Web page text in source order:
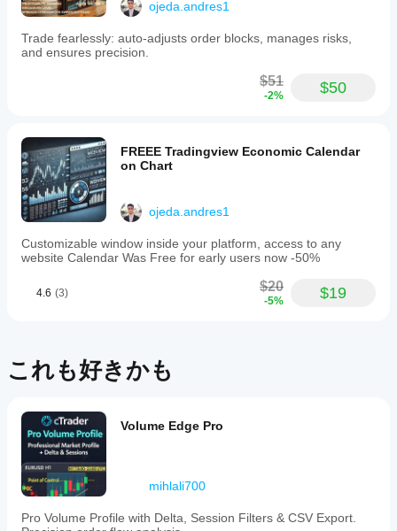
ojeda.andres1
Trade fearlessly: auto-adjusts order blocks, manages risks,
and ensures precision.
$51
-2% $50
FREEE Tradingview Economic Calendar
on Chart
ojeda.andres1
Customizable window inside your platform, access to any
website Calendar Was Free for early users now -50%
4.6 (3) $20
-5% $19
これも好きかも
Volume Edge Pro
mihlali700
Pro Volume Profile with Delta, Session Filters & CSV Export.